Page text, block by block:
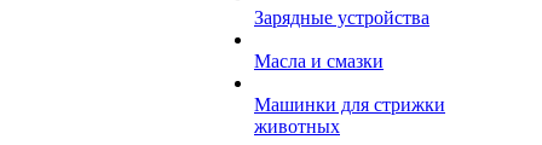
Зарядные устройства
Масла и смазки
Машинки для стрижки
животных